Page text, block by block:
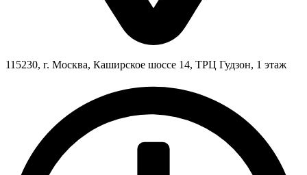
115230, г. Москва, Каширское шоссе 14, ТРЦ Гудзон, 1 этаж